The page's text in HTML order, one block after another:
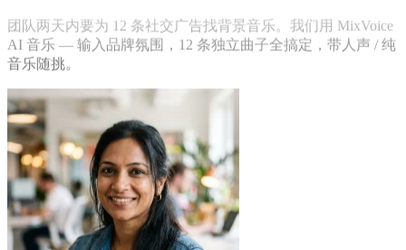
播客主播
团队两天内要为 12 条社交广告找背景音乐。我们用 MixVoice
音乐随挑。